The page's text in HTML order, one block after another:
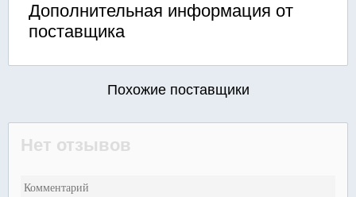
Дополнительная информация от
поставщика
Похожие поставщики
Нет отзывов